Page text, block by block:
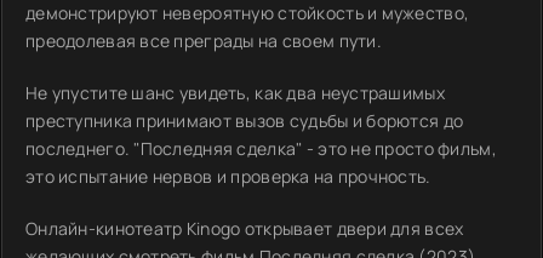
демонстрируют невероятную стойкость и мужество,
преодолевая все преграды на своем пути.
Не упустите шанс увидеть, как два неустрашимых
преступника принимают вызов судьбы и борются до
последнего. "Последняя сделка" - это не просто фильм,
это испытание нервов и проверка на прочность.
Онлайн-кинотеатр Kinogo открывает двери для всех